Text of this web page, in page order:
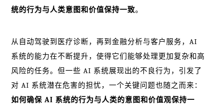
统的行为与人类意图和价值保持一致。
从自动驾驶到医疗诊断，再到金融分析与客户服务，AI
系统的能力在不断提升，使得它们能够处理更加复杂和高
风险的任务。但一些 AI 系统展现出的不良行为，引发了
对 AI 系统潜在危害的担忧，一个关键问题也随之而来：
如何确保 AI 系统的行为与人类的意图和价值观保持一